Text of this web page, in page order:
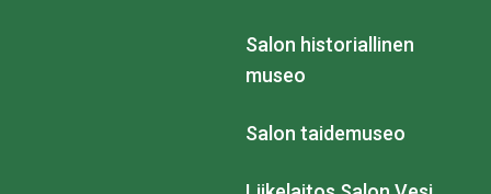
Salon historiallinen
museo
Salon taidemuseo